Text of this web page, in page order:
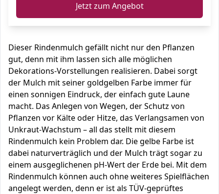
Jetzt zum Angebot
Dieser Rindenmulch gefällt nicht nur den Pflanzen
gut, denn mit ihm lassen sich alle möglichen
Dekorations-Vorstellungen realisieren. Dabei sorgt
der Mulch mit seiner goldgelben Farbe immer für
einen sonnigen Eindruck, der einfach gute Laune
macht. Das Anlegen von Wegen, der Schutz von
Pflanzen vor Kälte oder Hitze, das Verlangsamen von
Unkraut-Wachstum – all das stellt mit diesem
Rindenmulch kein Problem dar. Die gelbe Farbe ist
dabei naturverträglich und der Mulch trägt sogar zu
einem ausgeglichenen pH-Wert der Erde bei. Mit dem
Rindenmulch können auch ohne weiteres Spielflächen
angelegt werden, denn er ist als TÜV-geprüftes